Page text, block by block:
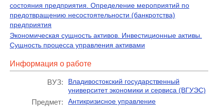
состояния предприятия. Определение мероприятий по
предотвращению несостоятельности (банкротства)
предприятия
Экономическая сущность активов. Инвестиционные активы.
Сущность процесса управления активами
Информация о работе
ВУЗ:
Владивостокский государственный
университет экономики и сервиса (ВГУЭС)
Предмет: Антикризисное управление